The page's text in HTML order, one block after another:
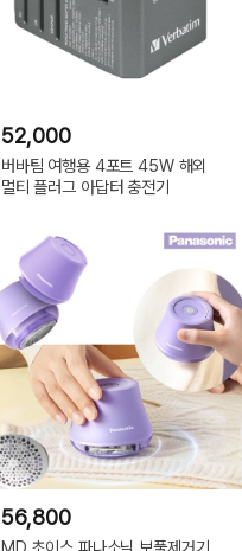
52,000
버바팀 여행용 4포트 45W 해외
멀티 플러그 아답터 충전기
56,800
MD 초이스 파나소닉 보풀제거기